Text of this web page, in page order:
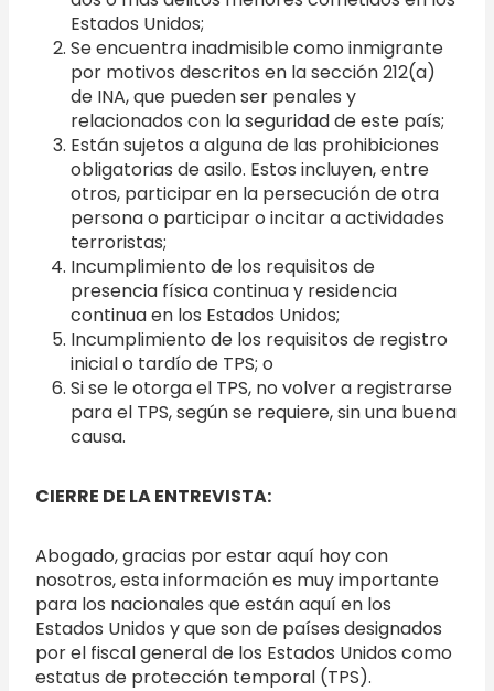
Estados Unidos;
Se encuentra inadmisible como inmigrante
por motivos descritos en la sección 212(a)
de INA, que pueden ser penales y
relacionados con la seguridad de este país;
Están sujetos a alguna de las prohibiciones
obligatorias de asilo. Estos incluyen, entre
otros, participar en la persecución de otra
persona o participar o incitar a actividades
terroristas;
Incumplimiento de los requisitos de
presencia física continua y residencia
continua en los Estados Unidos;
Incumplimiento de los requisitos de registro
inicial o tardío de TPS; o
Si se le otorga el TPS, no volver a registrarse
para el TPS, según se requiere, sin una buena
causa.
CIERRE DE LA ENTREVISTA:
Abogado, gracias por estar aquí hoy con
nosotros, esta información es muy importante
para los nacionales que están aquí en los
Estados Unidos y que son de países designados
por el fiscal general de los Estados Unidos como
estatus de protección temporal (TPS).